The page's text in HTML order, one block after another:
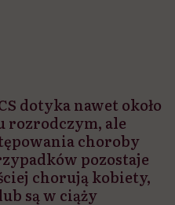
dotyka nawet około
rozrodczym, ale
choroby
pozostaje
chorują kobiety,
są w ciąży